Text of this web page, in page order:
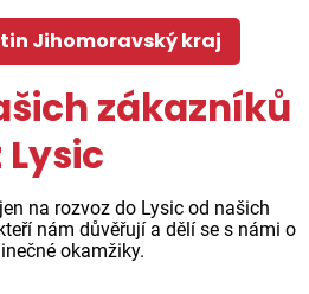
Jihomoravský kraj
zákazníků
Lysic
na rozvoz do Lysic od našich
nám důvěřují a dělí se s námi o
okamžiky.